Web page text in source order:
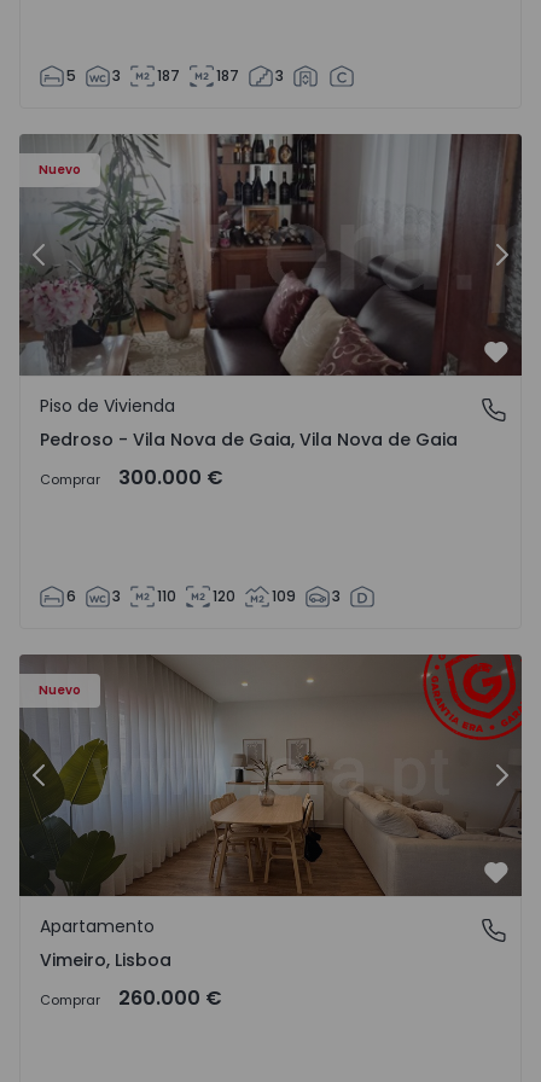
5 3 187 187 3
Nuevo
- 1575635 - 12
Piso de Vivienda T6 Vila Nova de Gaia, Pedroso e
Anterior
Pedroso - Vila Nova de Gaia, Vila Nova de Gaia
Piso de Vivienda
Pedroso - Vila Nova de Gaia, Vila Nova de Gaia
Comprar 300.000 €
6 3 110 120 109 3
Nuevo
Apartamento T1 Lourinhã, Vimeiro - 1575406 - 1
Anterior
Vimeiro, Lisboa
Apartamento
Vimeiro, Lisboa
Comprar 260.000 €